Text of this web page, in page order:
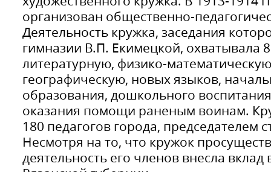
организован общественно-
Деятельность кружка, заседания
гимназии В.П. Екимецкой, охватывала
литературную, физико-
географическую, новых языков,
образования, дошкольного
оказания помощи раненым воинам.
180 педагогов города, председателем
Несмотря на то, что кружок
деятельность его членов внесла вклад